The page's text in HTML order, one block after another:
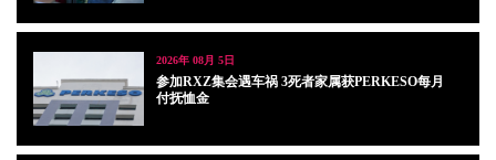
2026年 08月 5日
参加RXZ集会遇车祸 3死者家属获PERKESO每月
付抚恤金